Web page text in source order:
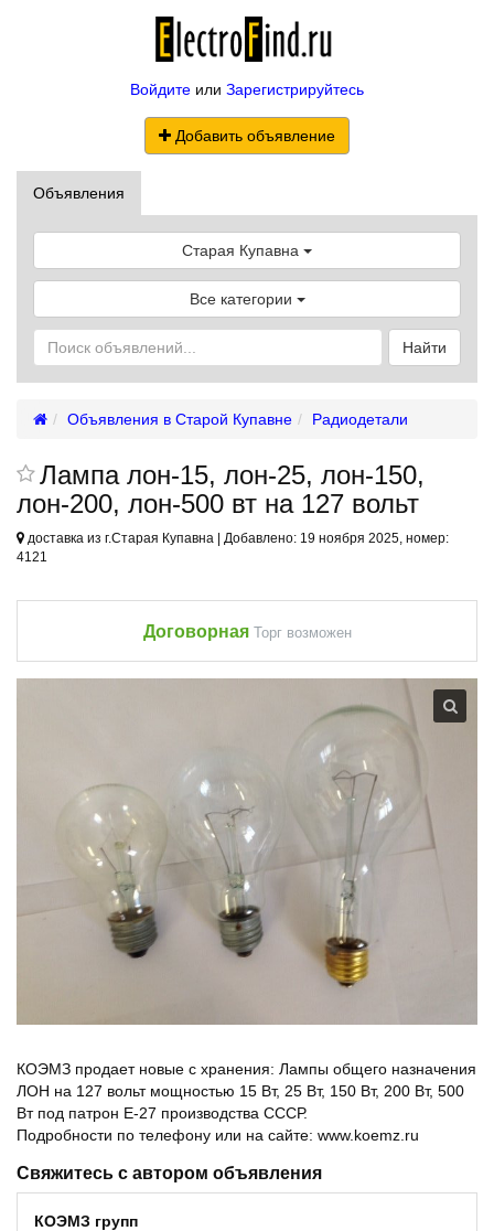
Войдите или Зарегистрируйтесь
Добавить объявление
Объявления
Старая Купавна
Все категории
Найти
Объявления в Старой Купавне Радиодетали
Лампа лон-15, лон-25, лон-150,
лон-200, лон-500 вт на 127 вольт
доставка из г.Старая Купавна | Добавлено: 19 ноября 2025, номер:
4121
Договорная Торг возможен
КОЭМЗ продает новые с хранения: Лампы общего назначения
ЛОН на 127 вольт мощностью 15 Вт, 25 Вт, 150 Вт, 200 Вт, 500
Вт под патрон Е-27 производства СССР.
Подробности по телефону или на сайте: www.koemz.ru
Свяжитесь с автором объявления
КОЭМЗ групп